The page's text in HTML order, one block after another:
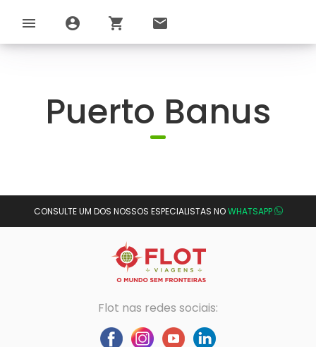
menu account_circle shopping_cart email
Puerto Banus
CONSULTE UM DOS NOSSOS ESPECIALISTAS NOWHATSAPP
Flot nas redes sociais: